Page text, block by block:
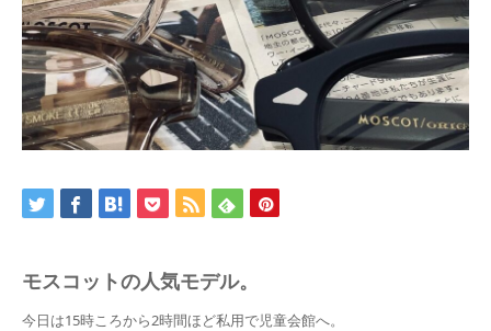
モスコットの人気モデル。
今日は15時ころから2時間ほど私用で児童会館へ。